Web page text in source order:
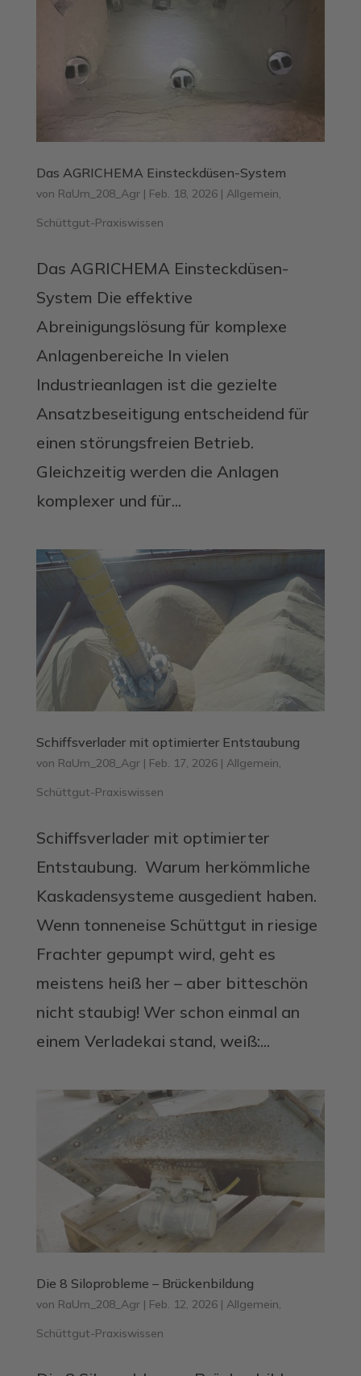
Das AGRICHEMA Einsteckdüsen-System
von RaUm_208_Agr| Feb. 18, 2026| Allgemein
Schüttgut-Praxiswissen
Das AGRICHEMA Einsteckdüsen-
System Die effektive
Abreinigungslösung für komplexe
Anlagenbereiche In vielen
Industrieanlagen ist die gezielte
Ansatzbeseitigung entscheidend für
einen störungsfreien Betrieb.
Gleichzeitig werden die Anlagen
komplexer und für...
Schiffsverlader mit optimierter Entstaubung
von RaUm_208_Agr| Feb. 17, 2026| Allgemein,
Schüttgut-Praxiswissen
Schiffsverlader mit optimierter
Entstaubung. Warum herkömmliche
Kaskadensysteme ausgedient haben.
Wenn tonneneise Schüttgut in riesige
Frachter gepumpt wird, geht es
meistens heiß her – aber bitteschön
nicht staubig! Wer schon einmal an
einem Verladekai stand, weiß:...
Die 8 Siloprobleme – Brückenbildung
von RaUm_208_Agr| Feb. 12, 2026| Allgemein,
Schüttgut-Praxiswissen